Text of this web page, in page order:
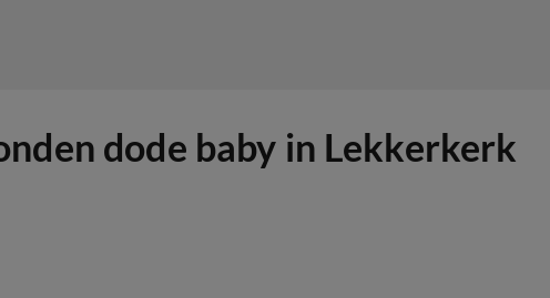
dode baby in Lekkerkerk